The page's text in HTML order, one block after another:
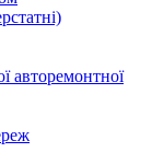
авторемонтної